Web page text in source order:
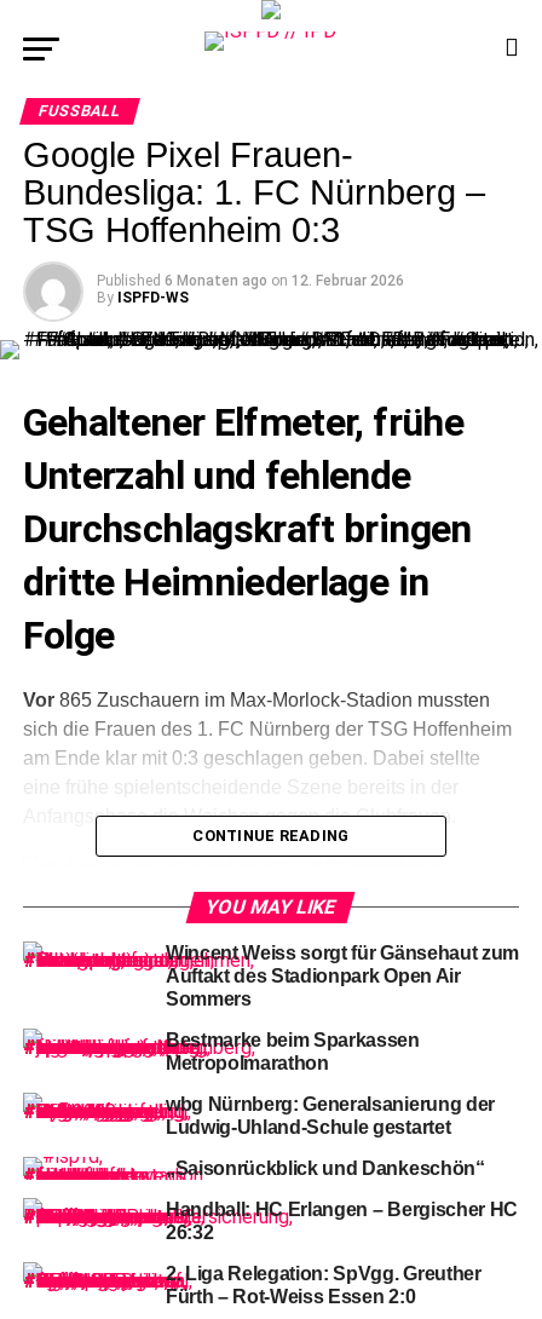
FUSSBALL
Google Pixel Frauen-
Bundesliga: 1. FC Nürnberg –
TSG Hoffenheim 0:3
Published 6 Monaten ago on 12. Februar 2026
By ISPFD-WS
Gehaltener Elfmeter, frühe
Unterzahl und fehlende
Durchschlagskraft bringen
dritte Heimniederlage in
Folge
Vor865 Zuschauern im Max-Morlock-Stadion mussten
sich die Frauen des 1. FC Nürnberg der TSG Hoffenheim
am Ende klar mit 0:3 geschlagen geben. Dabei stellte
eine frühe spielentscheidende Szene bereits in der
Anfangsphase die Weichen gegen die Clubfrauen.
26-Aneta Polášková (FCN) gegen 6-Vanessa Diehm
Mit einem mehr als intensiven
Start ging es in die Partie
Millersah direkt zu Beginn die Gelbe Karte, danach ging
es Schlag auf Schlag. Hoffenheim bekam einen
Foulelfmeter (4.). Doch Romero konnte den Schuss
abprallen lassen und fing den Ball im Anschluss souverän
ab (5.).
CONTINUE READING
YOU MAY LIKE
Wincent Weiss sorgt für Gänsehaut zum
Auftakt des Stadionpark Open Air
Sommers
Bestmarke beim Sparkassen
Metropolmarathon
wbg Nürnberg: Generalsanierung der
Ludwig-Uhland-Schule gestartet
„Saisonrückblick und Dankeschön“
Handball: HC Erlangen – Bergischer HC
26:32
2. Liga Relegation: SpVgg. Greuther
Fürth – Rot-Weiss Essen 2:0